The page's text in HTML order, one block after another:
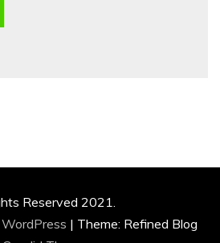
Reserved 2021.
| Theme: Refined Blog